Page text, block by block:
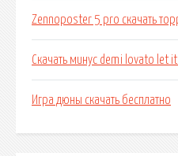
Zennoposter 5 pro скачать
Скачать минус demi lovato let
Игра дюны скачать бесплатно